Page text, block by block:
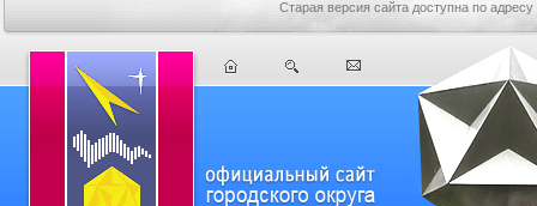
Старая версия сайта доступна по адресу